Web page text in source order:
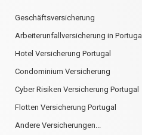
Geschäftsversicherung
Arbeiterunfallversicherung in Portugal
Hotel Versicherung Portugal
Condominium Versicherung
Cyber Risiken Versicherung Portugal
Flotten Versicherung Portugal
Andere Versicherungen...